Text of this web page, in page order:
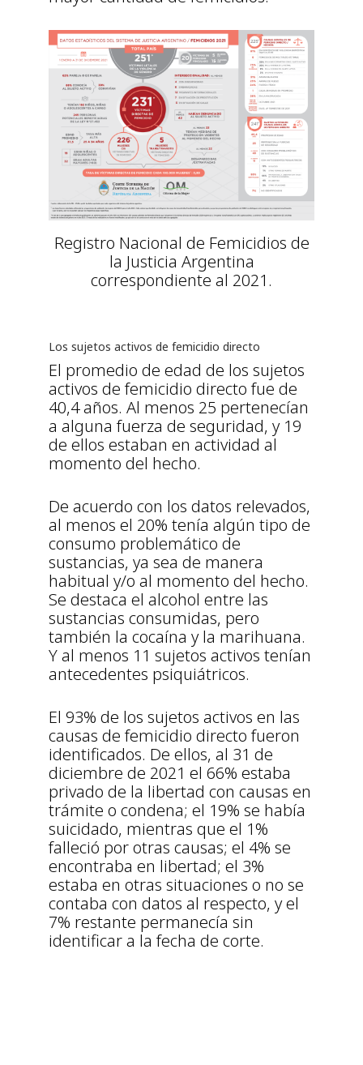
Registro Nacional de Femicidios de
la Justicia Argentina
correspondiente al 2021.
Los sujetos activos de femicidio directo
El promedio de edad de los sujetos
activos de femicidio directo fue de
40,4 años. Al menos 25 pertenecían
a alguna fuerza de seguridad, y 19
de ellos estaban en actividad al
momento del hecho.
De acuerdo con los datos relevados,
al menos el 20% tenía algún tipo de
consumo problemático de
sustancias, ya sea de manera
habitual y/o al momento del hecho.
Se destaca el alcohol entre las
sustancias consumidas, pero
también la cocaína y la marihuana.
Y al menos 11 sujetos activos tenían
antecedentes psiquiátricos.
El 93% de los sujetos activos en las
causas de femicidio directo fueron
identificados. De ellos, al 31 de
diciembre de 2021 el 66% estaba
privado de la libertad con causas en
trámite o condena; el 19% se había
suicidado, mientras que el 1%
falleció por otras causas; el 4% se
encontraba en libertad; el 3%
estaba en otras situaciones o no se
contaba con datos al respecto, y el
7% restante permanecía sin
identificar a la fecha de corte.